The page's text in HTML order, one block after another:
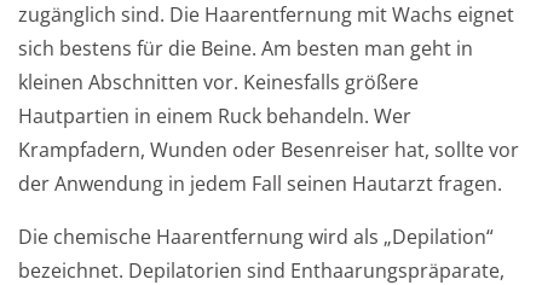
zugänglich sind. Die Haarentfernung mit Wachs eignet
sich bestens für die Beine. Am besten man geht in
kleinen Abschnitten vor. Keinesfalls größere
Hautpartien in einem Ruck behandeln. Wer
Krampfadern, Wunden oder Besenreiser hat, sollte vor
der Anwendung in jedem Fall seinen Hautarzt fragen.
Die chemische Haarentfernung wird als „Depilation“
bezeichnet. Depilatorien sind Enthaarungspräparate,